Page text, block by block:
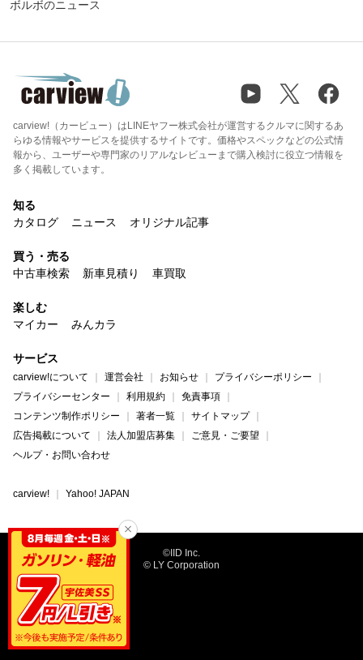
ボルボのニュース
carview!（カービュー）はLINEヤフー株式会社が運営するクルマに関するあ
らゆる情報やサービスを提供するサイトです。価格やスペックなどの公式情
報から、ユーザーや専門家のリアルなレビューまで購入検討に役立つ情報を
多く掲載しています。
知る
カタログ
ニュース オリジナル記事
買う・売る
中古車検索
新車見積り 車買取
楽しむ
マイカー
みんカラ
サービス
carview!について 運営会社 お知らせ
プライバシーポリシー
プライバシーセンター
利用規約
免責事項
コンテンツ制作ポリシー
著者一覧
サイトマップ
広告掲載について
法人加盟店募集
ご意見・ご要望
ヘルプ・お問い合わせ
carview! Yahoo! JAPAN
©IID Inc.
© LY Corporation